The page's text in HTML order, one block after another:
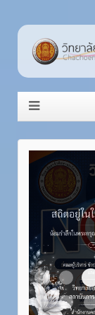
Item 1
Item 11